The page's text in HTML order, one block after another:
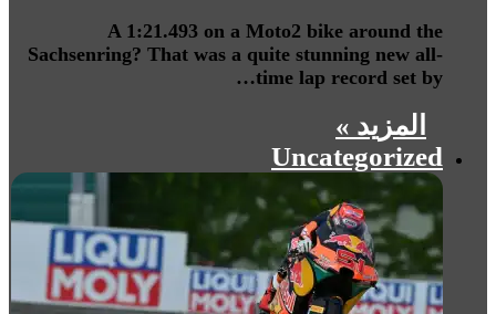
A 1:21.493 on a Moto2 bike around the
Sachsenring? That was a quite stunning new all-
time lap record set by…
المزيد »
Uncategorized